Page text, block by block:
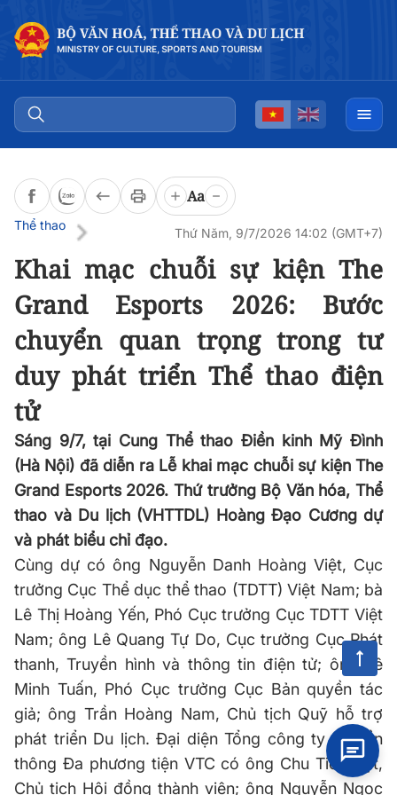
Aa
Thể thao
Thứ Năm, 9/7/2026 14:02 (GMT+7)
Khai mạc chuỗi sự kiện The
Grand Esports 2026: Bước
chuyển quan trọng trong tư
duy phát triển Thể thao điện
tử
Sáng 9/7, tại Cung Thể thao Điền kinh Mỹ Đình
(Hà Nội) đã diễn ra Lễ khai mạc chuỗi sự kiện The
Grand Esports 2026. Thứ trưởng Bộ Văn hóa, Thể
thao và Du lịch (VHTTDL) Hoàng Đạo Cương dự
và phát biểu chỉ đạo.
Cùng dự có ông Nguyễn Danh Hoàng Việt, Cục
trưởng Cục Thể dục thể thao (TDTT) Việt Nam; bà
Lê Thị Hoàng Yến, Phó Cục trưởng Cục TDTT Việt
Nam; ông Lê Quang Tự Do, Cục trưởng Cục Phát
thanh, Truyền hình và thông tin điện tử; ông Lê
Minh Tuấn, Phó Cục trưởng Cục Bản quyền tác
giả; ông Trần Hoàng Nam, Chủ tịch Quỹ hỗ trợ
phát triển Du lịch. Đại diệnTổng công tyTruyền
thông Đa phương tiện VTC có ông Chu Tiến Đạt,
Chủ tịch Hội đồng thành viên; ông Nguyễn Ngọc
Đọc bài